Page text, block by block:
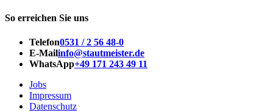
So erreichen Sie uns
Telefon0531 / 2 56 48-0
E-Mailinfo@stautmeister.de
WhatsApp+49 171 243 49 11
Jobs
Impressum
Datenschutz